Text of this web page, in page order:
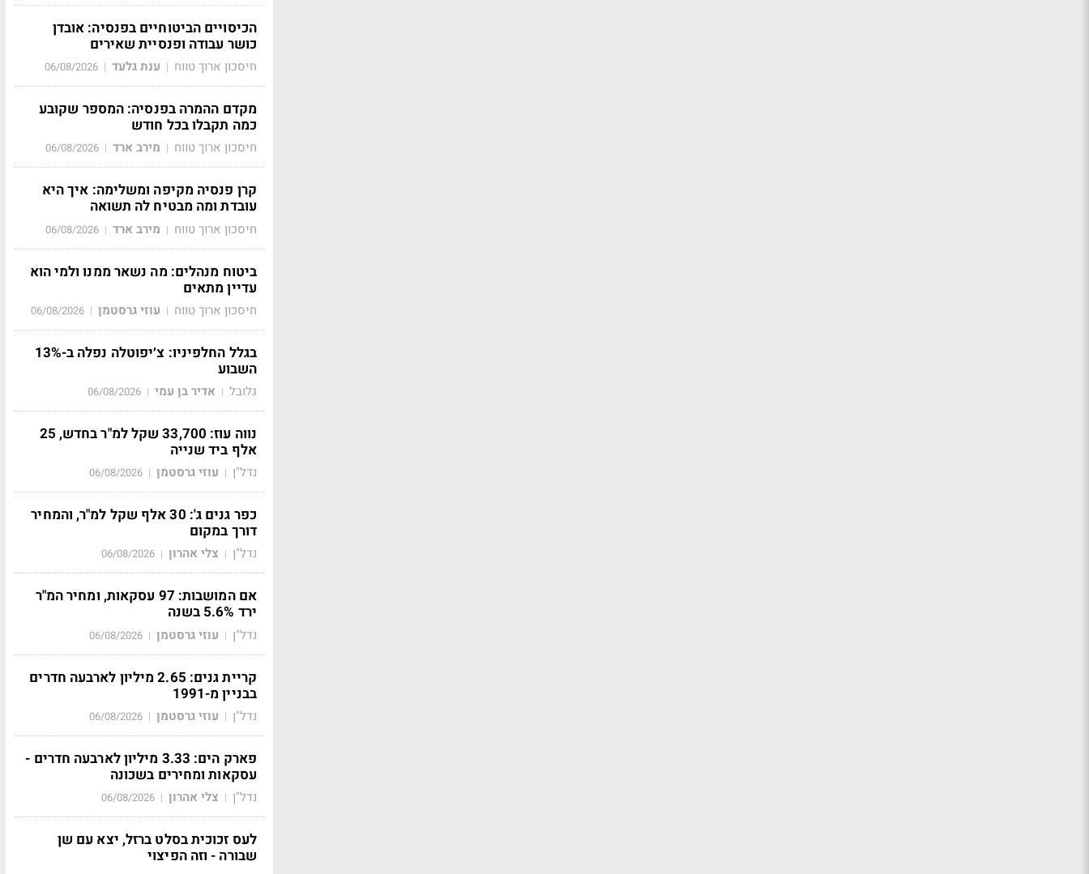
הכיסויים הביטוחיים בפנסיה: אובדן
כושר עבודה ופנסיית שאירים
חיסכון ארוך טווח | ענת גלעד |
06/08/2026
מקדם ההמרה בפנסיה: המספר שקובע
כמה תקבלו בכל חודש
חיסכון ארוך טווח | מירב ארד |
06/08/2026
קרן פנסיה מקיפה ומשלימה: איך היא
עובדת ומה מבטיח לה תשואה
חיסכון ארוך טווח | מירב ארד |
06/08/2026
ביטוח מנהלים: מה נשאר ממנו ולמי הוא
עדיין מתאים
חיסכון ארוך טווח | עוזי גרסטמן |
06/08/2026
בגלל החלפיניו: צ׳יפוטלה נפלה ב-13%
השבוע
גלובל | אדיר בן עמי |
06/08/2026
נווה עוז: 33,700 שקל למ"ר בחדש, 25
אלף ביד שנייה
נדל"ן | עוזי גרסטמן |
06/08/2026
כפר גנים ג': 30 אלף שקל למ"ר, והמחיר
דורך במקום
נדל"ן | צלי אהרון |
06/08/2026
אם המושבות: 97 עסקאות, ומחיר המ"ר
ירד 5.6% בשנה
נדל"ן | עוזי גרסטמן |
06/08/2026
קריית גנים: 2.65 מיליון לארבעה חדרים
בבניין מ-1991
נדל"ן | עוזי גרסטמן |
06/08/2026
פארק הים: 3.33 מיליון לארבעה חדרים -
עסקאות ומחירים בשכונה
נדל"ן | צלי אהרון |
06/08/2026
לעס זכוכית בסלט ברזל, יצא עם שן
שבורה - וזה הפיצוי